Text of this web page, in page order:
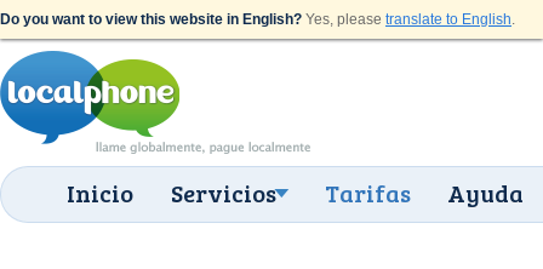
Do you want to view this website in English? Yes, please translate to English.
Inicio Servicios Tarifas Ayuda